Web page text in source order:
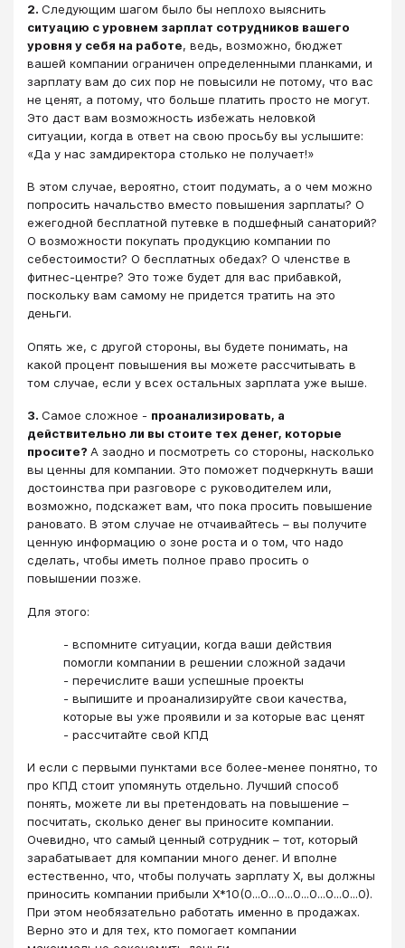
2. Следующим шагом было бы неплохо выяснить
ситуацию с уровнем зарплат сотрудников вашего
уровня у себя на работе, ведь, возможно, бюджет
вашей компании ограничен определенными планками, и
зарплату вам до сих пор не повысили не потому, что вас
не ценят, а потому, что больше платить просто не могут.
Это даст вам возможность избежать неловкой
ситуации, когда в ответ на свою просьбу вы услышите:
«Да у нас замдиректора столько не получает!»
В этом случае, вероятно, стоит подумать, а о чем можно
попросить начальство вместо повышения зарплаты? О
ежегодной бесплатной путевке в подшефный санаторий?
О возможности покупать продукцию компании по
себестоимости? О бесплатных обедах? О членстве в
фитнес-центре? Это тоже будет для вас прибавкой,
поскольку вам самому не придется тратить на это
деньги.
Опять же, с другой стороны, вы будете понимать, на
какой процент повышения вы можете рассчитывать в
том случае, если у всех остальных зарплата уже выше.
3. Самое сложное - проанализировать, а
действительно ли вы стоите тех денег, которые
просите? А заодно и посмотреть со стороны, насколько
вы ценны для компании. Это поможет подчеркнуть ваши
достоинства при разговоре с руководителем или,
возможно, подскажет вам, что пока просить повышение
рановато. В этом случае не отчаивайтесь – вы получите
ценную информацию о зоне роста и о том, что надо
сделать, чтобы иметь полное право просить о
повышении позже.
Для этого:
- вспомните ситуации, когда ваши действия
помогли компании в решении сложной задачи
- перечислите ваши успешные проекты
- выпишите и проанализируйте свои качества,
которые вы уже проявили и за которые вас ценят
- рассчитайте свой КПД
И если с первыми пунктами все более-менее понятно, то
про КПД стоит упомянуть отдельно. Лучший способ
понять, можете ли вы претендовать на повышение –
посчитать, сколько денег вы приносите компании.
Очевидно, что самый ценный сотрудник – тот, который
зарабатывает для компании много денег. И вполне
естественно, что, чтобы получать зарплату Х, вы должны
приносить компании прибыли Х*10(0...0...0...0...0...0...0...0).
При этом необязательно работать именно в продажах.
Верно это и для тех, кто помогает компании